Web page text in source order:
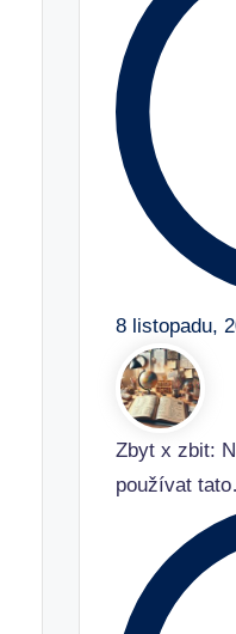
8 listopadu,
Zbyt x zbit:
používat